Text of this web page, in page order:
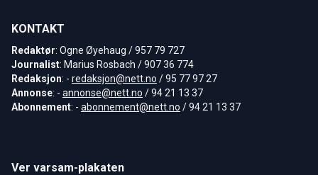
KONTAKT
Redaktør: Ogne Øyehaug / 957 79 727
Journalist: Marius Rosbach / 907 36 774
Redaksjon: - redaksjon@nett.no / 95 77 97 27
Annonse: - annonse@nett.no / 94 21 13 37
Abonnement: - abonnement@nett.no / 94 21 13 37
Ver varsam-plakaten